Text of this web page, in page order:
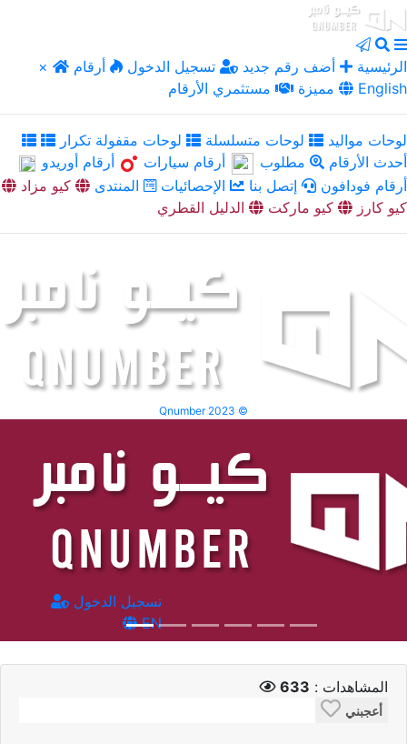
× الرئيسية أضف رقم جديد تسجيل الدخول
أرقام
مميزة
مستثمري الأرقام English
لوحات مواليد لوحات متسلسلة
لوحات مقفولة تكرار
أحدث الأرقام
مطلوب أرقام سيارات
أرقام أوريدو
أرقام فودافون
إتصل بنا الإحصائيات المنتدى
كيو مزاد
كيو كارز
كيو ماركت الدليل القطري
Qnumber 2023 ©
تسجيل الدخول
EN
المشاهدات : 633
أعجبني